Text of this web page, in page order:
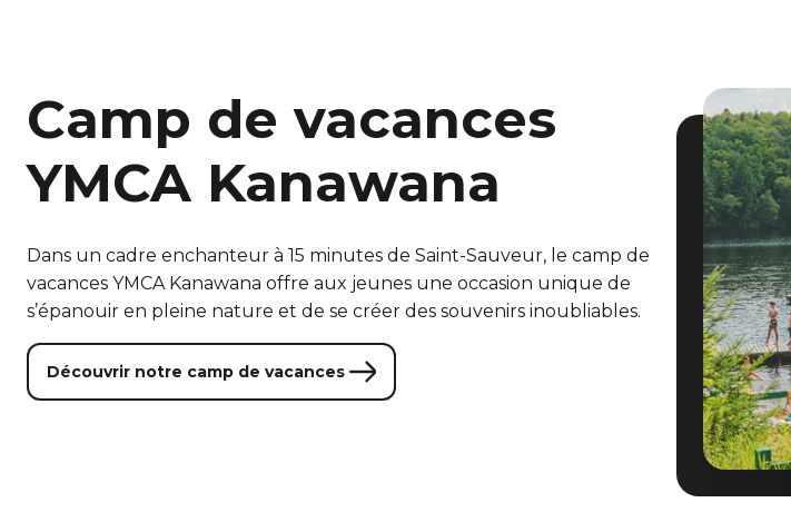
Camp de vacances
YMCA Kanawana
Dans un cadre enchanteur à 15 minutes de Saint-Sauveur, le camp de
vacances YMCA Kanawana offre aux jeunes une occasion unique de
s’épanouir en pleine nature et de se créer des souvenirs inoubliables.
Découvrir notre camp de vacances